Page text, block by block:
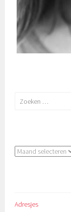
Zoeken
Archieven
Adresjes